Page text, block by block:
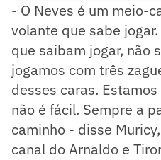
- O Neves é um meio-
volante que sabe
que saibam jogar, não
jogamos com três
desses caras.
não é fácil. Sempre a
caminho - disse
canal do Arnaldo e